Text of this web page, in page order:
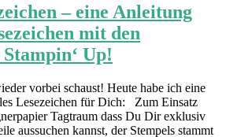
– eine Anleitung
mit den
Up!
vorbei schaust! Heute habe ich eine
Lesezeichen für Dich: Zum Einsatz
Tagtraum dass Du Dir exklusiv
aussuchen kannst, der Stempels stammt